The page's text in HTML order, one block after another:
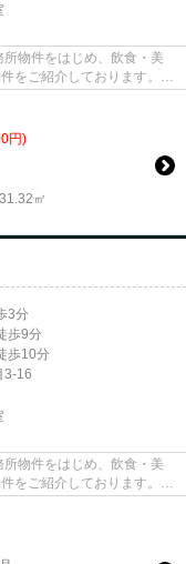
物件をはじめ、飲食・美
をご紹介しております。
円)
㎡
3分
歩9分
歩10分
3-16
物件をはじめ、飲食・美
をご紹介しております。